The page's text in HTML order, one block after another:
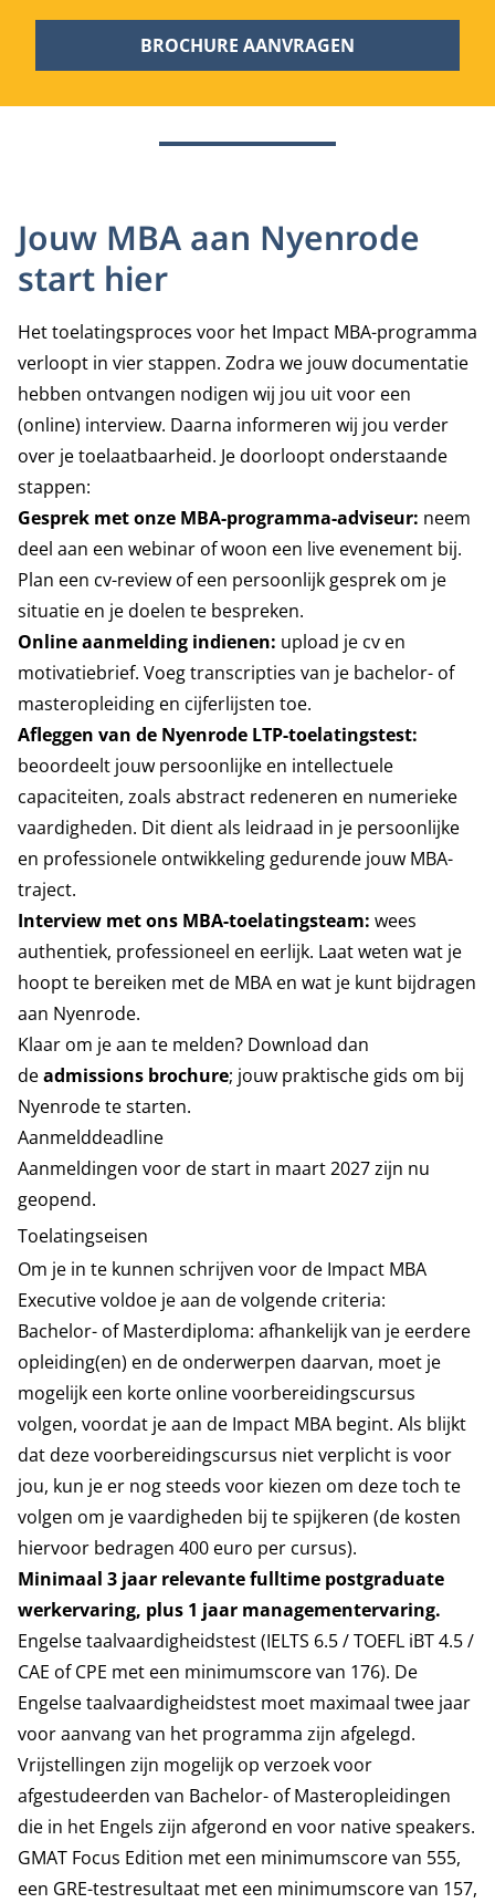
BROCHURE AANVRAGEN
Jouw MBA aan Nyenrode
start hier
Het toelatingsproces voor het Impact MBA-programma
verloopt in vier stappen. Zodra we jouw documentatie
hebben ontvangen nodigen wij jou uit voor een
(online) interview. Daarna informeren wij jou verder
over je toelaatbaarheid. Je doorloopt onderstaande
stappen:
Gesprek met onze MBA-programma-adviseur: neem
deel aan een webinar of woon een live evenement bij.
Plan een cv-review of een persoonlijk gesprek om je
situatie en je doelen te bespreken.
Online aanmelding indienen: upload je cv en
motivatiebrief. Voeg transcripties van je bachelor- of
masteropleiding en cijferlijsten toe.
Afleggen van de Nyenrode LTP-toelatingstest:
beoordeelt jouw persoonlijke en intellectuele
capaciteiten, zoals abstract redeneren en numerieke
vaardigheden. Dit dient als leidraad in je persoonlijke
en professionele ontwikkeling gedurende jouw MBA-
traject.
Interview met ons MBA-toelatingsteam: wees
authentiek, professioneel en eerlijk. Laat weten wat je
hoopt te bereiken met de MBA en wat je kunt bijdragen
aan Nyenrode.
Klaar om je aan te melden? Download dan
deadmissions brochure; jouw praktische gids om bij
Nyenrode te starten.
Aanmelddeadline
Aanmeldingen voor de start in maart 2027 zijn nu
geopend.
Toelatingseisen
Om je in te kunnen schrijven voor de Impact MBA
Executive voldoe je aan de volgende criteria:
Bachelor- of Masterdiploma: afhankelijk van je eerdere
opleiding(en) en de onderwerpen daarvan, moet je
mogelijk een korte online voorbereidingscursus
volgen, voordat je aan de Impact MBA begint. Als blijkt
dat deze voorbereidingscursus niet verplicht is voor
jou, kun je er nog steeds voor kiezen om deze toch te
volgen om je vaardigheden bij te spijkeren (de kosten
hiervoor bedragen 400 euro per cursus).
Minimaal 3 jaar relevante fulltime postgraduate
werkervaring, plus 1 jaar managementervaring.
Engelse taalvaardigheidstest (IELTS 6.5 / TOEFL iBT 4.5 /
CAE of CPE met een minimumscore van 176). De
Engelse taalvaardigheidstest moet maximaal twee jaar
voor aanvang van het programma zijn afgelegd.
Vrijstellingen zijn mogelijk op verzoek voor
afgestudeerden van Bachelor- of Masteropleidingen
die in het Engels zijn afgerond en voor native speakers.
GMAT Focus Edition met een minimumscore van 555,
een GRE-testresultaat met een minimumscore van 157,